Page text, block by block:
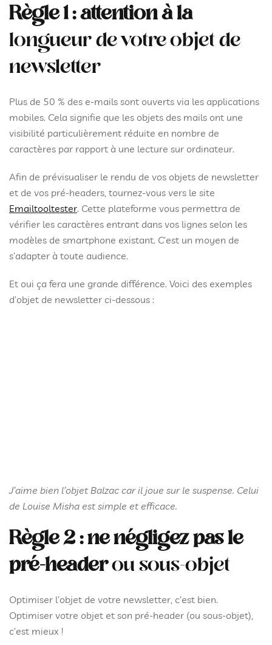
Règle 1 : attention à la
longueur de votre objet de
newsletter
Plus de 50 % des e-mails sont ouverts via les applications
mobiles. Cela signifie que les objets des mails ont une
visibilité particulièrement réduite en nombre de
caractères par rapport à une lecture sur ordinateur.
Afin de prévisualiser le rendu de vos objets de newsletter
et de vos pré-headers, tournez-vous vers le site
Emailtooltester. Cette plateforme vous permettra de
vérifier les caractères entrant dans vos lignes selon les
modèles de smartphone existant. C’est un moyen de
s’adapter à toute audience.
Et oui ça fera une grande différence. Voici des exemples
d’objet de newsletter ci-dessous :
J’aime bien l’objet Balzac car il joue sur le suspense. Celui
de Louise Misha est simple et efficace.
Règle 2 : ne négligez pas le
pré-headerou sous-objet
Optimiser l’objet de votre newsletter, c’est bien.
Optimiser votre objet et son pré-header (ou sous-objet),
c’est mieux !